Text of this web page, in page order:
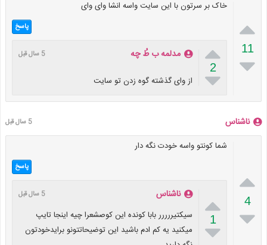

11

خاک بر سرتون با این سایت واسه انشا وای وای
پاسخ

2

مدلمه ب طُ چه 5 سال قبل
از وای گذشته گوه زدن تو سایت
ناشناس 5 سال قبل

4

شما کونتو واسه خودت نگه دار
پاسخ

1

ناشناس 5 سال قبل
سیکتیررررر بابا کونده این کوصشعرا چیه اینجا تایپ
میکنید یه کم ادم باشید این توضیحاتتونو برایدخودتون